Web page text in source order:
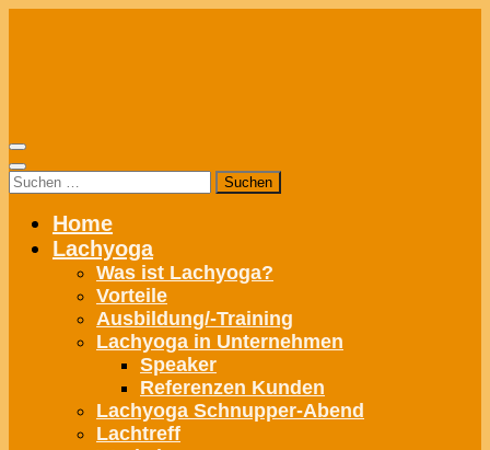
Suchen
nach:
Home
Lachyoga
Was ist Lachyoga?
Vorteile
Ausbildung/-Training
Lachyoga in Unternehmen
Speaker
Referenzen Kunden
Lachyoga Schnupper-Abend
Lachtreff